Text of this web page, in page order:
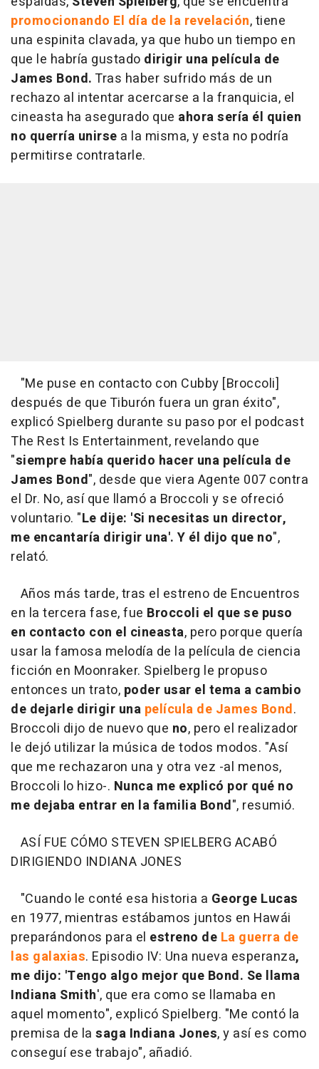
promocionando El día de la revelación, tiene
una espinita clavada, ya que hubo un tiempo en
que le habría gustado dirigir una película de
James Bond. Tras haber sufrido más de un
rechazo al intentar acercarse a la franquicia, el
cineasta ha asegurado que ahora sería él quien
no querría unirse a la misma, y esta no podría
permitirse contratarle.
"Me puse en contacto con Cubby [Broccoli]
después de que Tiburón fuera un gran éxito",
explicó Spielberg durante su paso por el podcast
The Rest Is Entertainment, revelando que
"siempre había querido hacer una película de
James Bond", desde que viera Agente 007 contra
el Dr. No, así que llamó a Broccoli y se ofreció
voluntario. "Le dije: 'Si necesitas un director,
me encantaría dirigir una'. Y él dijo que no",
relató.
Años más tarde, tras el estreno de Encuentros
en la tercera fase, fue Broccoli el que se puso
en contacto con el cineasta, pero porque quería
usar la famosa melodía de la película de ciencia
ficción en Moonraker. Spielberg le propuso
entonces un trato, poder usar el tema a cambio
de dejarle dirigir una película de James Bond.
Broccoli dijo de nuevo que no, pero el realizador
le dejó utilizar la música de todos modos. "Así
que me rechazaron una y otra vez -al menos,
Broccoli lo hizo-. Nunca me explicó por qué no
me dejaba entrar en la familia Bond", resumió.
ASÍ FUE CÓMO STEVEN SPIELBERG ACABÓ
DIRIGIENDO INDIANA JONES
"Cuando le conté esa historia a George Lucas
en 1977, mientras estábamos juntos en Hawái
preparándonos para el estreno de La guerra de
las galaxias. Episodio IV: Una nueva esperanza,
me dijo: 'Tengo algo mejor que Bond. Se llama
Indiana Smith', que era como se llamaba en
aquel momento", explicó Spielberg. "Me contó la
premisa de la saga Indiana Jones, y así es como
conseguí ese trabajo", añadió.